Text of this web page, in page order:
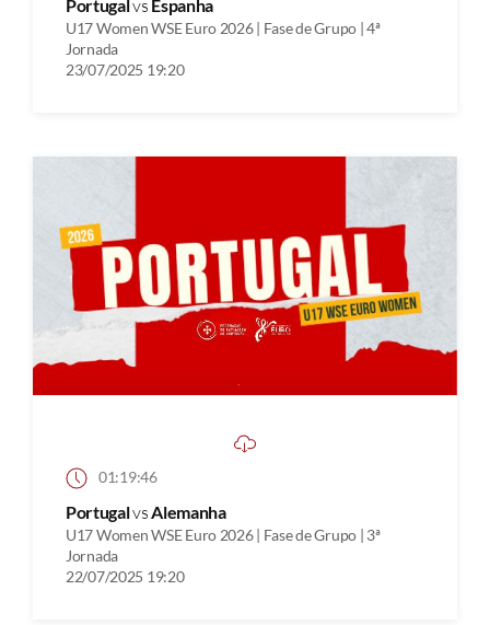
Portugalvs Espanha
U17 Women WSE Euro 2026 | Fase de Grupo | 4ª
Jornada
23/07/2025 19:20
01:19:46
PortugalvsAlemanha
U17 Women WSE Euro 2026 | Fase de Grupo | 3ª
Jornada
22/07/2025 19:20